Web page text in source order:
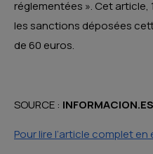
réglementées ». Cet article,
les sanctions déposées
de 60 euros.
SOURCE : INFORMACION.ES
Pour lire l’article complet